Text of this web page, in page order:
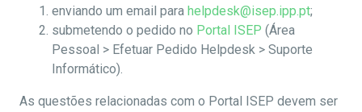
enviando um email para helpdesk@isep.ipp.pt;
submetendo o pedido no Portal ISEP (Área
Pessoal > Efetuar Pedido Helpdesk > Suporte
Informático).
As questões relacionadas com o Portal ISEP devem ser